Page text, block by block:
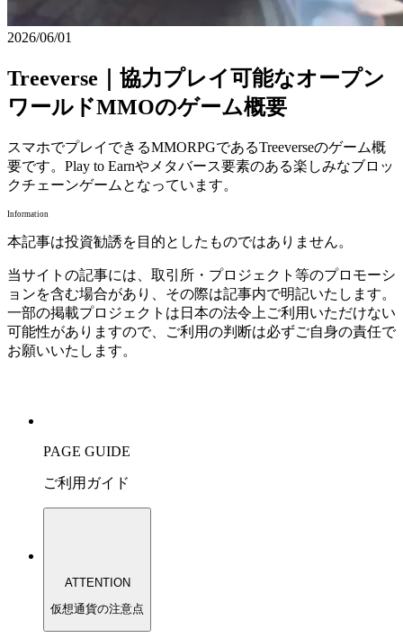
2026/06/01
Treeverse｜協力プレイ可能なオープン
ワールドMMOのゲーム概要
スマホでプレイできるMMORPGであるTreeverseのゲーム概
要です。Play to Earnやメタバース要素のある楽しみなブロッ
クチェーンゲームとなっています。
Information
本記事は投資勧誘を目的としたものではありません。
当サイトの記事には、取引所・プロジェクト等のプロモーシ
ョンを含む場合があり、その際は記事内で明記いたします。
一部の掲載プロジェクトは日本の法令上ご利用いただけない
可能性がありますので、ご利用の判断は必ずご自身の責任で
お願いいたします。
PAGE GUIDE
ご利用ガイド
ATTENTION
仮想通貨の注意点